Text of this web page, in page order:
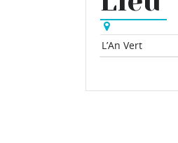
L’An Vert